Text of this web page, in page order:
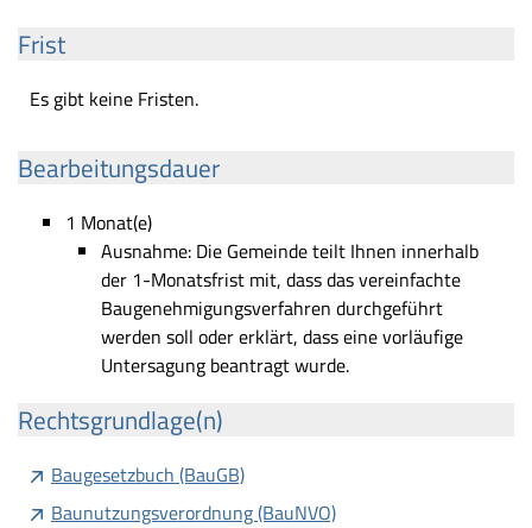
Frist
Es gibt keine Fristen.
Bearbeitungsdauer
1 Monat(e)
Ausnahme: Die Gemeinde teilt Ihnen innerhalb
der 1-Monatsfrist mit, dass das vereinfachte
Baugenehmigungsverfahren durchgeführt
werden soll oder erklärt, dass eine vorläufige
Untersagung beantragt wurde.
Rechtsgrundlage(n)
Baugesetzbuch (BauGB)
Baunutzungsverordnung (BauNVO)